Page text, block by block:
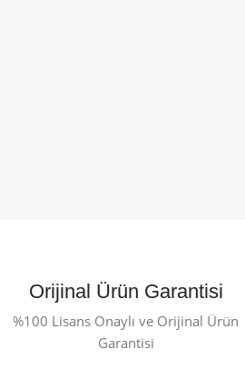
Orijinal Ürün Garantisi
%100 Lisans Onaylı ve Orijinal Ürün
Garantisi